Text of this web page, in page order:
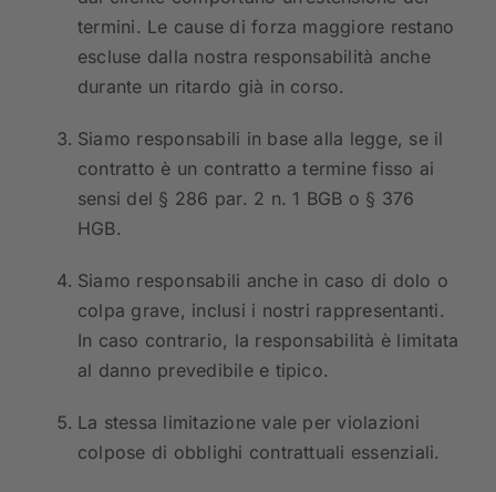
termini. Le cause di forza maggiore restano
escluse dalla nostra responsabilità anche
durante un ritardo già in corso.
Siamo responsabili in base alla legge, se il
contratto è un contratto a termine fisso ai
sensi del § 286 par. 2 n. 1 BGB o § 376
HGB.
Siamo responsabili anche in caso di dolo o
colpa grave, inclusi i nostri rappresentanti.
In caso contrario, la responsabilità è limitata
al danno prevedibile e tipico.
La stessa limitazione vale per violazioni
colpose di obblighi contrattuali essenziali.